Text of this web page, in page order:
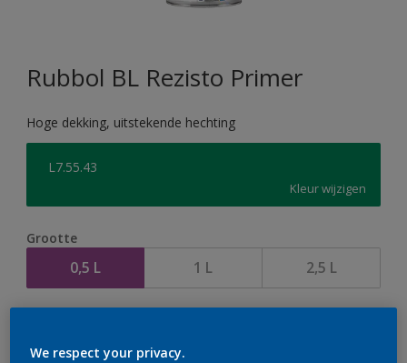
Rubbol BL Rezisto Primer
Hoge dekking, uitstekende hechting
L7.55.43
Kleur wijzigen
Grootte
0,5 L 1 L 2,5 L
We respect your privacy.